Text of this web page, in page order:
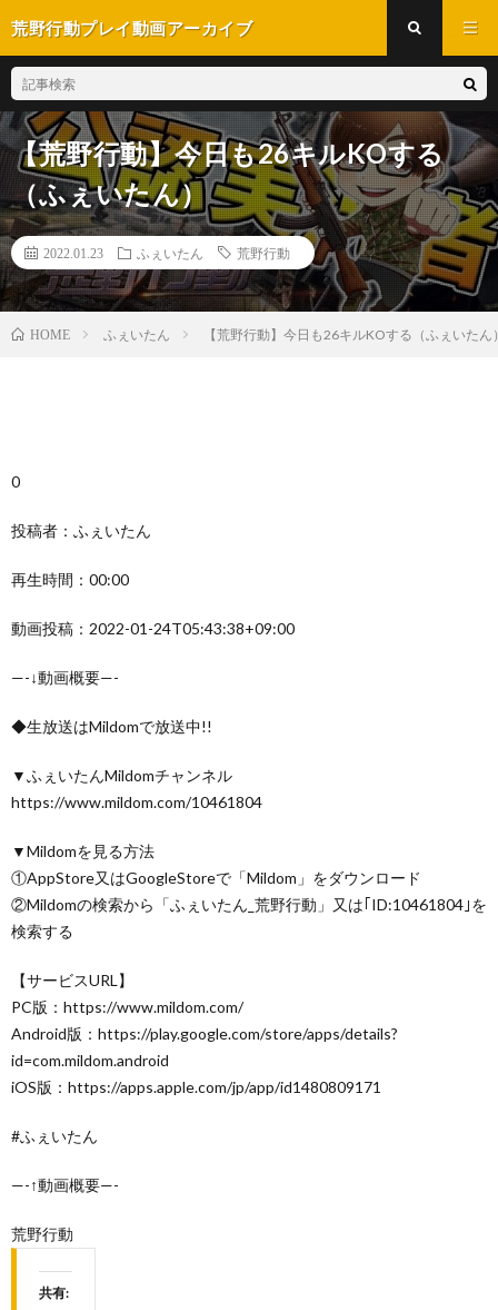
荒野行動プレイ動画アーカイブ
【荒野行動】今日も26キルKOする
（ふぇいたん）
2022.01.23 ふぇいたん 荒野行動
HOME ふぇいたん 【荒野行動】今日も26キルKOする（ふぇいたん
0
投稿者：ふぇいたん
再生時間：00:00
動画投稿：2022-01-24T05:43:38+09:00
—-↓動画概要—-
◆生放送はMildomで放送中!!
▼ふぇいたんMildomチャンネル
https://www.mildom.com/10461804
▼Mildomを見る方法
①AppStore又はGoogleStoreで「Mildom」をダウンロード
②Mildomの検索から「ふぇいたん_荒野行動」又は｢ID:10461804｣を
検索する
【サービスURL】
PC版：https://www.mildom.com/
Android版：https://play.google.com/store/apps/details?
id=com.mildom.android
iOS版：https://apps.apple.com/jp/app/id1480809171
#ふぇいたん
—-↑動画概要—-
荒野行動
共有: